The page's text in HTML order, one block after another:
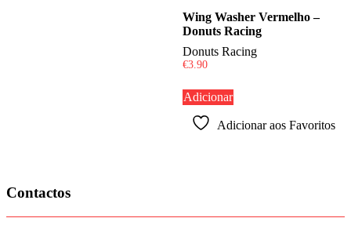
Wing Washer Vermelho –
Donuts Racing
Donuts Racing
€3.90
Adicionar
Adicionar aos Favoritos
Contactos